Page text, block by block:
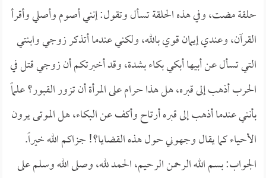
حلقة مضت، وفي هذه الحلقة تسأل وتقول: إنني أصوم وأصلي وأقرأ
القرآن، وعندي إيمان قوي بالله، ولكني عندما أتذكر زوجي وابنتي
التي تسأل عن أبيها أبكي بكاء بشدة، وقد أخبرتكم أن زوجي قتل في
الحرب أذهب إلى قبره، هل هذا حرام على المرأة أن تزور القبور؟ علماً
بأنني عندما أذهب إلى قبره أرتاح وأكف عن البكاء، هل الموتى يرون
الأحياء كما يقال وجهوني حول هذه القضايا؟! جزاكم الله خيراً.
الجواب: بسم الله الرحمن الرحيم، الحمد لله، وصلى الله وسلم على